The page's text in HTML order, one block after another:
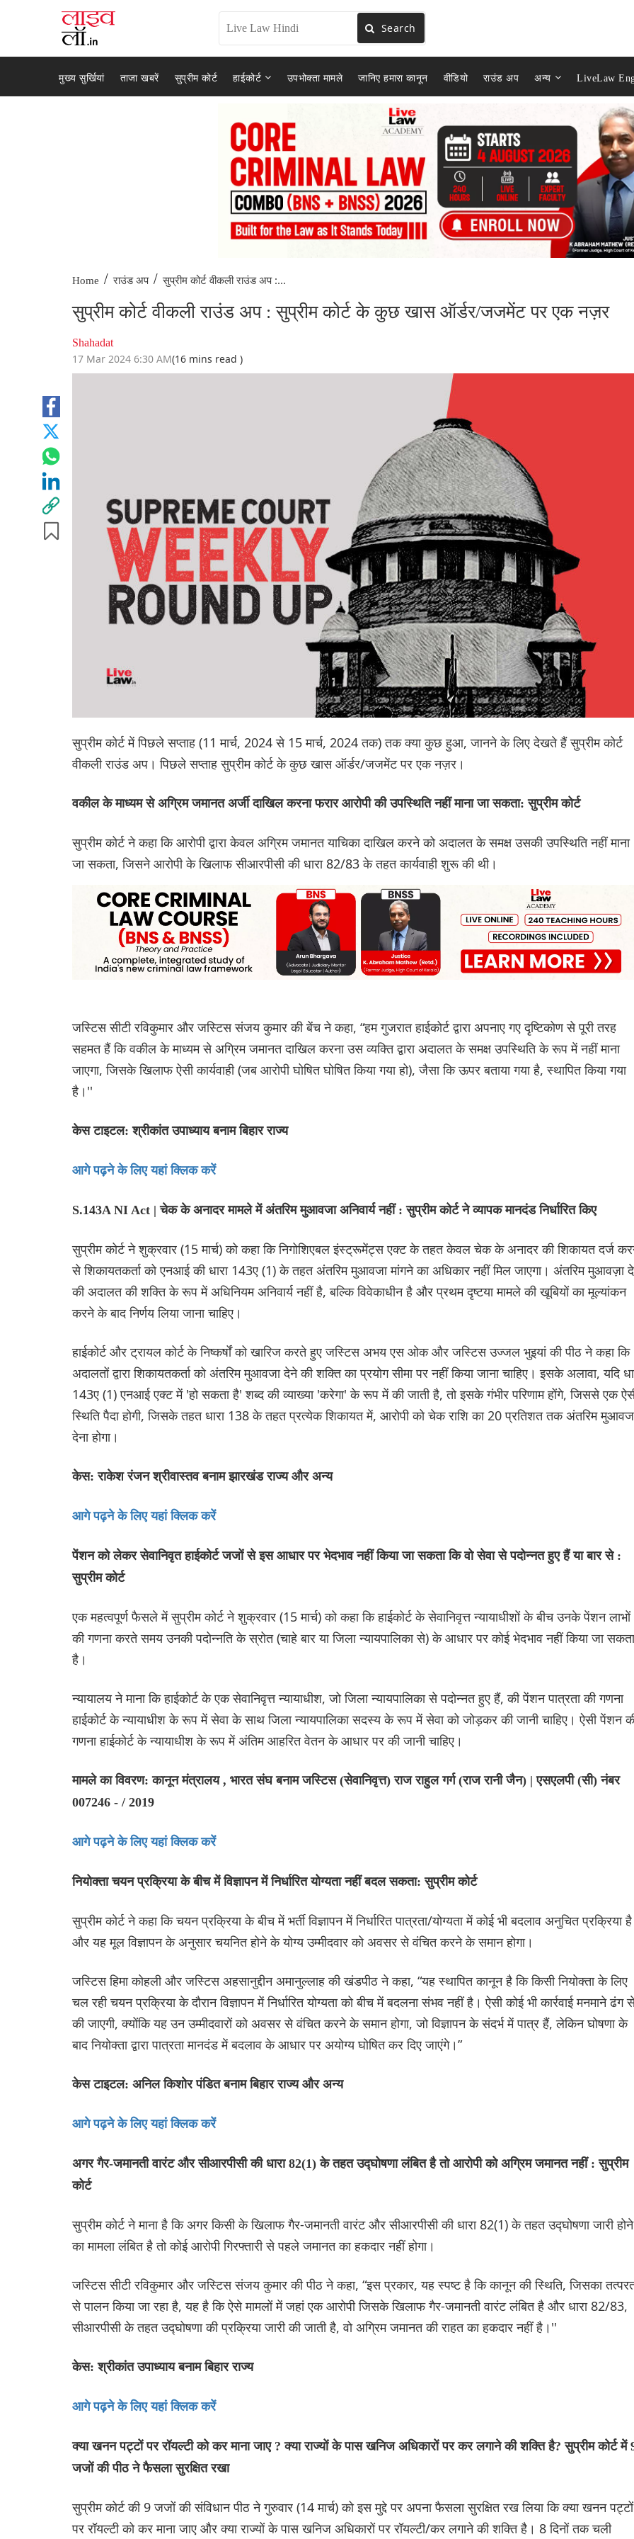
Search
मुख्य सुर्खियां ताजा खबरें सुप्रीम कोर्ट हाईकोर्ट उपभोक्ता मामले जानिए हमारा कानून वीडियो राउंड अप अन्य LiveLaw
Home / राउंड अप / सुप्रीम कोर्ट वीकली राउंड अप :...
सुप्रीम कोर्ट वीकली राउंड अप : सुप्रीम कोर्ट के कुछ खास ऑर्डर/जजमेंट पर एक नज़र
Shahadat
17 Mar 2024 6:30 AM(16 mins read )
सुप्रीम कोर्ट में पिछले सप्ताह (11 मार्च, 2024 से 15 मार्च, 2024 तक) तक क्या कुछ हुआ, जानने के लिए देखते हैं सुप्रीम कोर्ट
वीकली राउंड अप। पिछले सप्ताह सुप्रीम कोर्ट के कुछ खास ऑर्डर/जजमेंट पर एक नज़र।
वकील के माध्यम से अग्रिम जमानत अर्जी दाखिल करना फरार आरोपी की उपस्थिति नहीं माना जा सकता: सुप्रीम कोर्ट
सुप्रीम कोर्ट ने कहा कि आरोपी द्वारा केवल अग्रिम जमानत याचिका दाखिल करने को अदालत के समक्ष उसकी उपस्थिति नहीं माना
जा सकता, जिसने आरोपी के खिलाफ सीआरपीसी की धारा 82/83 के तहत कार्यवाही शुरू की थी।
जस्टिस सीटी रविकुमार और जस्टिस संजय कुमार की बेंच ने कहा, “हम गुजरात हाईकोर्ट द्वारा अपनाए गए दृष्टिकोण से पूरी तरह
सहमत हैं कि वकील के माध्यम से अग्रिम जमानत दाखिल करना उस व्यक्ति द्वारा अदालत के समक्ष उपस्थिति के रूप में नहीं माना
जाएगा, जिसके खिलाफ ऐसी कार्यवाही (जब आरोपी घोषित घोषित किया गया हो), जैसा कि ऊपर बताया गया है, स्थापित किया गया
है।''
केस टाइटल: श्रीकांत उपाध्याय बनाम बिहार राज्य
आगे पढ़ने के लिए यहां क्लिक करें
S.143A NI Act | चेक के अनादर मामले में अंतरिम मुआवजा अनिवार्य नहीं : सुप्रीम कोर्ट ने व्यापक मानदंड निर्धारित किए
सुप्रीम कोर्ट ने शुक्रवार (15 मार्च) को कहा कि निगोशिएबल इंस्ट्रूमेंट्स एक्ट के तहत केवल चेक के अनादर की शिकायत दर्ज
से शिकायतकर्ता को एनआई की धारा 143ए (1) के तहत अंतरिम मुआवजा मांगने का अधिकार नहीं मिल जाएगा। अंतरिम मुआवज़ा
की अदालत की शक्ति के रूप में अधिनियम अनिवार्य नहीं है, बल्कि विवेकाधीन है और प्रथम दृष्टया मामले की खूबियों का मूल्यांकन
करने के बाद निर्णय लिया जाना चाहिए।
हाईकोर्ट और ट्रायल कोर्ट के निष्कर्षों को खारिज करते हुए जस्टिस अभय एस ओक और जस्टिस उज्जल भुइयां की पीठ ने कहा कि
अदालतों द्वारा शिकायतकर्ता को अंतरिम मुआवजा देने की शक्ति का प्रयोग सीमा पर नहीं किया जाना चाहिए। इसके अलावा, यदि
143ए (1) एनआई एक्ट में 'हो सकता है' शब्द की व्याख्या 'करेगा' के रूप में की जाती है, तो इसके गंभीर परिणाम होंगे, जिससे एक
स्थिति पैदा होगी, जिसके तहत धारा 138 के तहत प्रत्येक शिकायत में, आरोपी को चेक राशि का 20 प्रतिशत तक अंतरिम
देना होगा।
केस: राकेश रंजन श्रीवास्तव बनाम झारखंड राज्य और अन्य
आगे पढ़ने के लिए यहां क्लिक करें
पेंशन को लेकर सेवानिवृत हाईकोर्ट जजों से इस आधार पर भेदभाव नहीं किया जा सकता कि वो सेवा से पदोन्नत हुए हैं या बार से :
सुप्रीम कोर्ट
एक महत्वपूर्ण फैसले में सुप्रीम कोर्ट ने शुक्रवार (15 मार्च) को कहा कि हाईकोर्ट के सेवानिवृत्त न्यायाधीशों के बीच उनके पेंशन लाभों
की गणना करते समय उनकी पदोन्नति के स्रोत (चाहे बार या जिला न्यायपालिका से) के आधार पर कोई भेदभाव नहीं किया जा सकता
है।
न्यायालय ने माना कि हाईकोर्ट के एक सेवानिवृत्त न्यायाधीश, जो जिला न्यायपालिका से पदोन्नत हुए हैं, की पेंशन पात्रता की गणना
हाईकोर्ट के न्यायाधीश के रूप में सेवा के साथ जिला न्यायपालिका सदस्य के रूप में सेवा को जोड़कर की जानी चाहिए। ऐसी पेंशन
गणना हाईकोर्ट के न्यायाधीश के रूप में अंतिम आहरित वेतन के आधार पर की जानी चाहिए।
मामले का विवरण: कानून मंत्रालय , भारत संघ बनाम जस्टिस (सेवानिवृत्त) राज राहुल गर्ग (राज रानी जैन) | एसएलपी (सी) नंबर
007246 - / 2019
आगे पढ़ने के लिए यहां क्लिक करें
नियोक्ता चयन प्रक्रिया के बीच में विज्ञापन में निर्धारित योग्यता नहीं बदल सकता: सुप्रीम कोर्ट
सुप्रीम कोर्ट ने कहा कि चयन प्रक्रिया के बीच में भर्ती विज्ञापन में निर्धारित पात्रता/योग्यता में कोई भी बदलाव अनुचित प्रक्रिया है
और यह मूल विज्ञापन के अनुसार चयनित होने के योग्य उम्मीदवार को अवसर से वंचित करने के समान होगा।
जस्टिस हिमा कोहली और जस्टिस अहसानुद्दीन अमानुल्लाह की खंडपीठ ने कहा, “यह स्थापित कानून है कि किसी नियोक्ता के लिए
चल रही चयन प्रक्रिया के दौरान विज्ञापन में निर्धारित योग्यता को बीच में बदलना संभव नहीं है। ऐसी कोई भी कार्रवाई मनमाने ढंग
की जाएगी, क्योंकि यह उन उम्मीदवारों को अवसर से वंचित करने के समान होगा, जो विज्ञापन के संदर्भ में पात्र हैं, लेकिन घोषणा के
बाद नियोक्ता द्वारा पात्रता मानदंड में बदलाव के आधार पर अयोग्य घोषित कर दिए जाएंगे।”
केस टाइटल: अनिल किशोर पंडित बनाम बिहार राज्य और अन्य
आगे पढ़ने के लिए यहां क्लिक करें
अगर गैर-जमानती वारंट और सीआरपीसी की धारा 82(1) के तहत उद्घोषणा लंबित है तो आरोपी को अग्रिम जमानत नहीं : सुप्रीम
कोर्ट
सुप्रीम कोर्ट ने माना है कि अगर किसी के खिलाफ गैर-जमानती वारंट और सीआरपीसी की धारा 82(1) के तहत उद्घोषणा जारी होने
का मामला लंबित है तो कोई आरोपी गिरफ्तारी से पहले जमानत का हकदार नहीं होगा।
जस्टिस सीटी रविकुमार और जस्टिस संजय कुमार की पीठ ने कहा, “इस प्रकार, यह स्पष्ट है कि कानून की स्थिति, जिसका
से पालन किया जा रहा है, यह है कि ऐसे मामलों में जहां एक आरोपी जिसके खिलाफ गैर-जमानती वारंट लंबित है और धारा 82/83,
सीआरपीसी के तहत उद्घोषणा की प्रक्रिया जारी की जाती है, वो अग्रिम जमानत की राहत का हकदार नहीं है।''
केस: श्रीकांत उपाध्याय बनाम बिहार राज्य
आगे पढ़ने के लिए यहां क्लिक करें
क्या खनन पट्टों पर रॉयल्टी को कर माना जाए ? क्या राज्यों के पास खनिज अधिकारों पर कर लगाने की शक्ति है? सुप्रीम कोर्ट में
जजों की पीठ ने फैसला सुरक्षित रखा
सुप्रीम कोर्ट की 9 जजों की संविधान पीठ ने गुरुवार (14 मार्च) को इस मुद्दे पर अपना फैसला सुरक्षित रख लिया कि क्या खनन पट्टों
पर रॉयल्टी को कर माना जाए और क्या राज्यों के पास खनिज अधिकारों पर रॉयल्टी/कर लगाने की शक्ति है। 8 दिनों तक चली